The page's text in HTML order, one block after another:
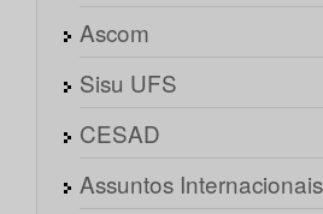
Ascom
Sisu UFS
CESAD
Assuntos Internacionais